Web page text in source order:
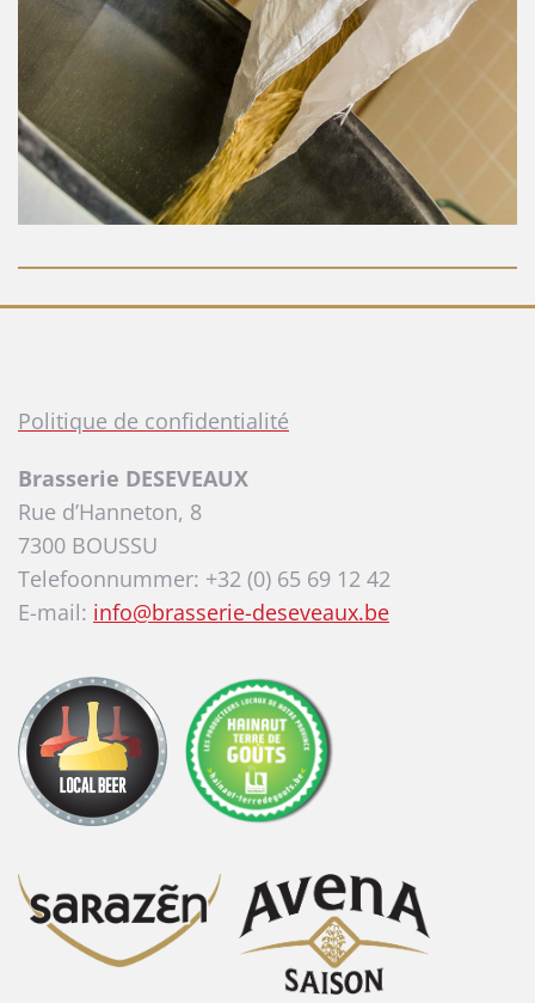
Politique de confidentialité
Brasserie DESEVEAUX
Rue d’Hanneton, 8
7300 BOUSSU
Telefoonnummer: +32 (0) 65 69 12 42
E-mail: info@brasserie-deseveaux.be